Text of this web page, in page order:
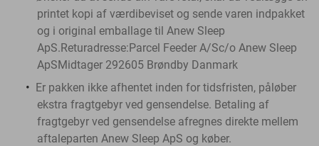
printet kopi af værdibeviset og sende varen indpakket
og i original emballage til Anew Sleep
ApS.Returadresse:Parcel Feeder A/Sc/o Anew Sleep
ApSMidtager 292605 Brøndby Danmark
Er pakken ikke afhentet inden for tidsfristen, påløber
ekstra fragtgebyr ved gensendelse. Betaling af
fragtgebyr ved gensendelse afregnes direkte mellem
aftaleparten Anew Sleep ApS og køber.